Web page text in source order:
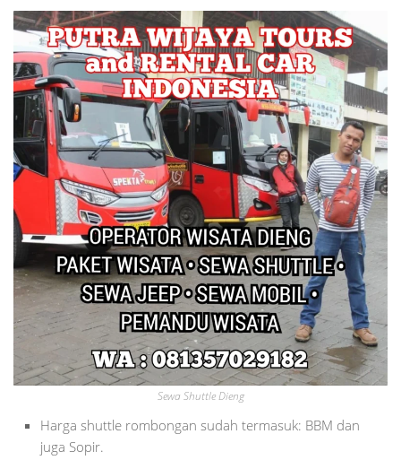
Sewa Shuttle Dieng
Harga shuttle rombongan sudah termasuk: BBM dan
juga Sopir.